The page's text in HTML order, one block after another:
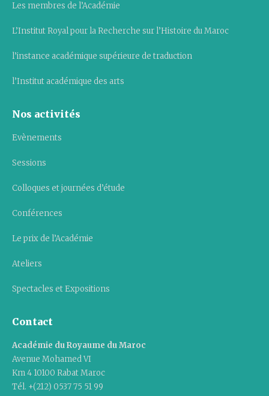
Les membres de l’Académie
L’Institut Royal pour la Recherche sur l’Histoire du Maroc
l’instance académique supérieure de traduction
l’Institut académique des arts
Nos activités
Evènements
Sessions
Colloques et journées d’étude
Conférences
Le prix de l’Académie
Ateliers
Spectacles et Expositions
Contact
Académie du Royaume du Maroc
Avenue Mohamed VI
Km 4 10100 Rabat Maroc
Tél. +(212) 0537 75 51 99